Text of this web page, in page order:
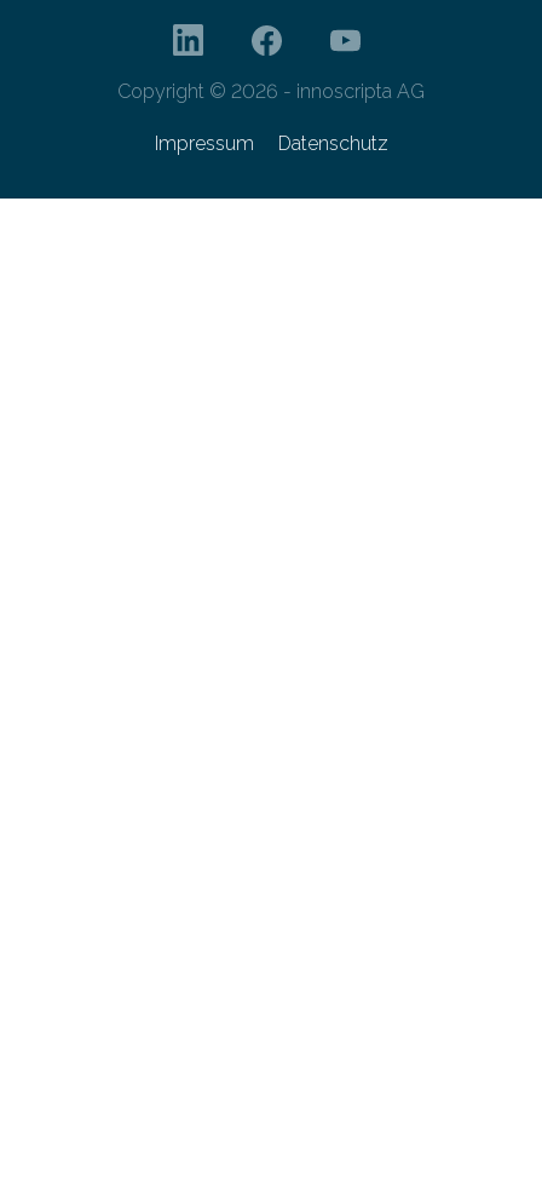
Copyright © 2026 - innoscripta AG
Impressum Datenschutz